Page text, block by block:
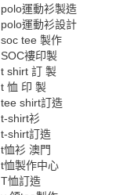
polo運動衫製造
polo運動衫設計
soc tee 製作
SOC褸印製
t shirt 訂 製
t 恤 印 製
tee shirt訂造
t-shirt衫
t-shirt訂造
t恤衫 澳門
t恤製作中心
T恤訂造